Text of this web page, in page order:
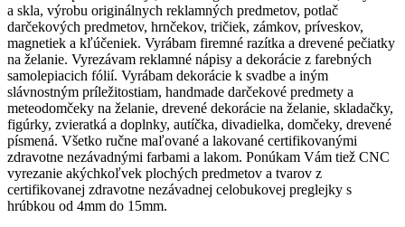
a skla, výrobu originálnych reklamných predmetov, potlač
darčekových predmetov, hrnčekov, tričiek, zámkov, príveskov,
magnetiek a kľúčeniek. Vyrábam firemné razítka a drevené pečiatky
na želanie. Vyrezávam reklamné nápisy a dekorácie z farebných
samolepiacich fólií. Vyrábam dekorácie k svadbe a iným
slávnostným príležitostiam, handmade darčekové predmety a
meteodomčeky na želanie, drevené dekorácie na želanie, skladačky,
figúrky, zvieratká a doplnky, autíčka, divadielka, domčeky, drevené
písmená. Všetko ručne maľované a lakované certifikovanými
zdravotne nezávadnými farbami a lakom. Ponúkam Vám tiež CNC
vyrezanie akýchkoľvek plochých predmetov a tvarov z
certifikovanej zdravotne nezávadnej celobukovej preglejky s
hrúbkou od 4mm do 15mm.